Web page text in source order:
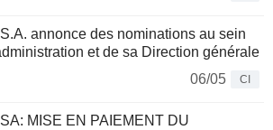
annonce des nominations au sein
et de sa Direction générale
06/05
CI
MISE EN PAIEMENT DU